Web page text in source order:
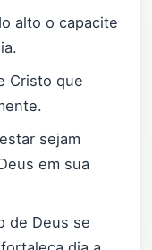
alto o capacite
Cristo que
sejam
em sua
de Deus se